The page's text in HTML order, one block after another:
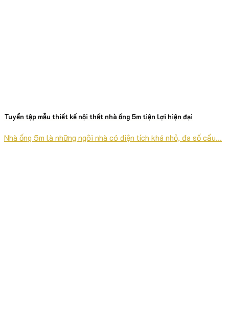
Tuyển tập mẫu thiết kế nội thất nhà ống 5m tiện lợi hiện đại
Nhà ống 5m là những ngôi nhà có diện tích khá nhỏ, đa số cấu...